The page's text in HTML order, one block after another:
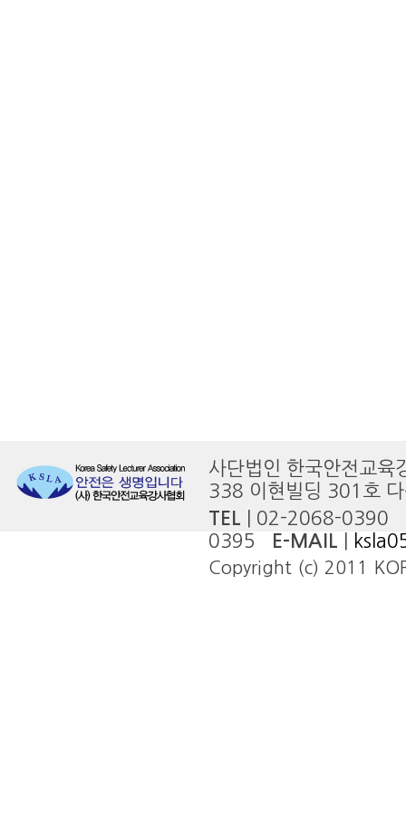
사단법인 한국안전교
338 이현빌딩 301호
TEL | 02-2068-0390
0395
E-MAIL
Copyright (c) 2011